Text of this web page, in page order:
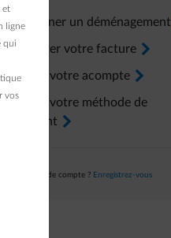
Renseigner un déménagement
Consulter votre facture arrow-right
Ajuster votre acompte arrow-right
Ajuster votre méthode de
paiement arrow-right
Pas encore de compte ? Enregistrez-vous
et
ligne
qui
vos